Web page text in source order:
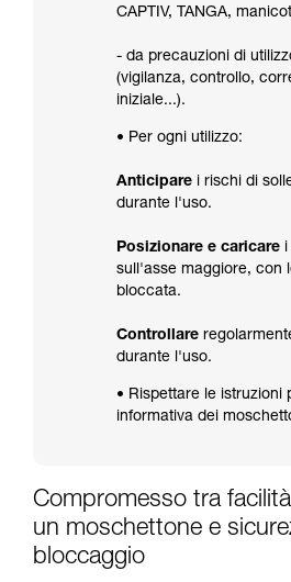
CAPTIV, TANGA,
- da precauzioni di
(vigilanza, controllo,
iniziale...).
• Per ogni utilizzo:
Anticipare i rischi di
durante l'uso.
Posizionare e caricare
sull'asse maggiore, con
bloccata.
Controllare
durante l'uso.
• Rispettare le istruzioni
informativa dei
Compromesso tra
un moschettone e
bloccaggio